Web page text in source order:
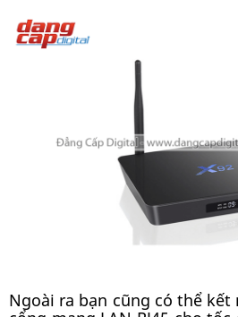
Ngoài ra bạn cũng có thể